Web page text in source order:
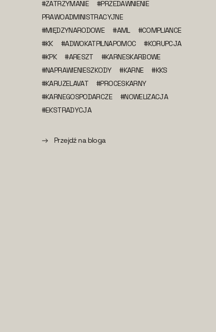
#ZATRZYMANIE
#PRZEDAWNIENIE
PRAWOADMINISTRACYJNE
#MIĘDZYNARODOWE
#AML
#COMPLIANCE
#KK
#ADWOKATPILNAPOMOC
#KORUPCJA
#KPK
#ARESZT
#KARNESKARBOWE
#NAPRAWIENIESZKODY
#KARNE
#KKS
#KARUZELAVAT
#PROCESKARNY
#KARNEGOSPODARCZE
#NOWELIZACJA
#EKSTRADYCJA
Przejdź na bloga